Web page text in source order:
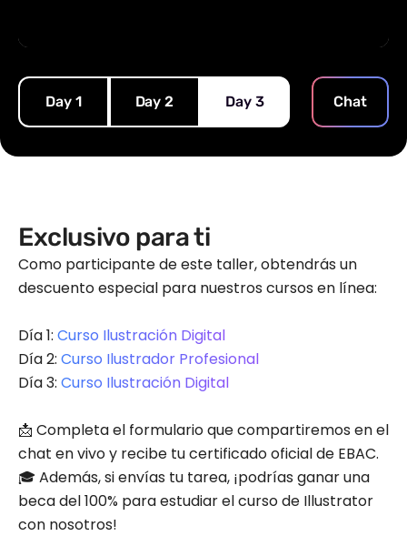
Day 1 Day 2 Day 3 Chat
Exclusivo para ti
Como participante de este taller, obtendrás un
descuento especial para nuestros cursos en línea:
Día 1: Curso Ilustración Digital
Día 2: Curso Ilustrador Profesional
Día 3: Curso Ilustración Digital
📩 Completa el formulario que compartiremos en el
chat en vivo y recibe tu certificado oficial de EBAC.
🎓 Además, si envías tu tarea, ¡podrías ganar una
beca del 100% para estudiar el curso de Illustrator
con nosotros!